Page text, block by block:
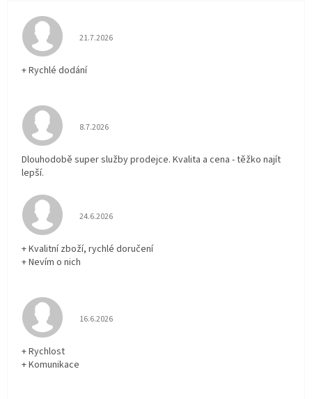
Hodnocení obchodu je 5 z 5 hvězdiček.
21.7.2026
+ Rychlé dodání
Hodnocení obchodu je 5 z 5 hvězdiček.
8.7.2026
Dlouhodobě super služby prodejce. Kvalita a cena - těžko najít
lepší.
Hodnocení obchodu je 5 z 5 hvězdiček.
24.6.2026
+ Kvalitní zboží, rychlé doručení
+ Nevím o nich
Hodnocení obchodu je 5 z 5 hvězdiček.
16.6.2026
+ Rychlost
+ Komunikace